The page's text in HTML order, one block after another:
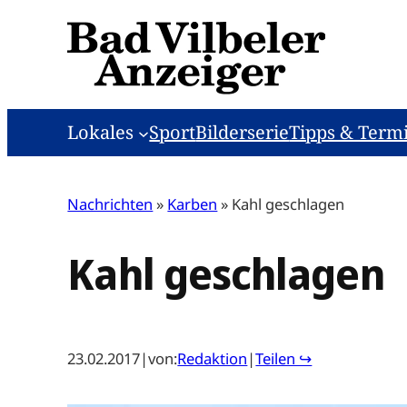
Lokales SportBilderserieTipps &
Nachrichten » Karben » Kahl geschlagen
Kahl geschlagen
23.02.2017|von:Redaktion |Teilen ↪